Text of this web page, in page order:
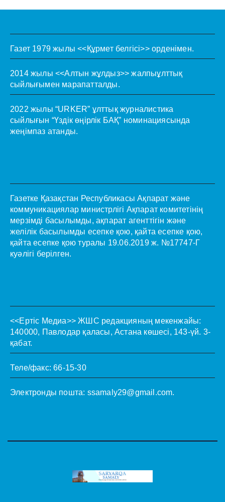
Газет 1979 жылы <<Құрмет белгісі>> орденімен.
2014 жылы <<Алтын жұлдыз>> жалпыұлттық
сыйлығымен марапатталды.
2022 жылы “URKER” ұлттық журналистика
сыйлығын “Үздік өңірлік БАҚ” номинациясында
жеңімпаз атанды.
Газетке Қазақстан Республикасы Ақпарат және
коммуникациялар министрлігі Ақпарат комитетінің
мерзімді басылымды, ақпарат агенттігін және
желілік басылымды есепке қою, қайта есепке қою,
қайта есепке қою туралы 19.06.2019 ж. №17747-Г
куәлігі берілген.
<<Ертіс Медиа>> ЖШС редакцияның мекенжайы:
140000, Павлодар қаласы, Астана көшесі, 143-үй. 3-
қабат.
Теле/факс: 66-15-30
Электронды пошта: ssamaly29@gmail.com.